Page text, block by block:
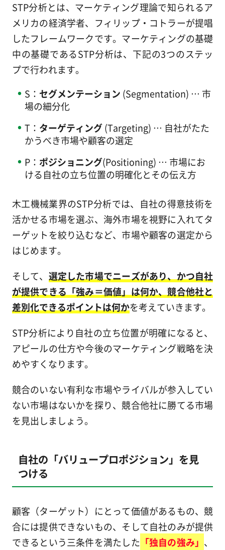
STP分析とは、マーケティング理論で知られるア
メリカの経済学者、フィリップ・コトラーが提唱
したフレームワークです。マーケティングの基礎
中の基礎であるSTP分析は、下記の3つのステッ
プで行われます。
S： セグメンテーション (Segmentation) … 市
場の細分化
T： ターゲティング(Targeting) … 自社がたた
かうべき市場や顧客の選定
P： ポジショニング(Positioning) … 市場にお
ける自社の立ち位置の明確化とその伝え方
木工機械業界のSTP分析では、自社の得意技術を
活かせる市場を選ぶ、海外市場を視野に入れてタ
ーゲットを絞り込むなど、市場や顧客の選定から
はじめます。
そして、 選定した市場でニーズがあり、かつ自社
が提供できる「強み＝価値」は何か、競合他社と
差別化できるポイントは何かを考えていきます。
STP分析により自社の立ち位置が明確になると、
アピールの仕方や今後のマーケティング戦略を決
めやすくなります。
競合のいない有利な市場やライバルが参入してい
ない市場はないかを探り、競合他社に勝てる市場
を見出しましょう。
自社の「バリュープロポジション」を見
つける
顧客（ターゲット）にとって価値があるもの、競
合には提供できないもの、そして自社のみが提供
できるという三条件を満たした 「独自の強み」 、